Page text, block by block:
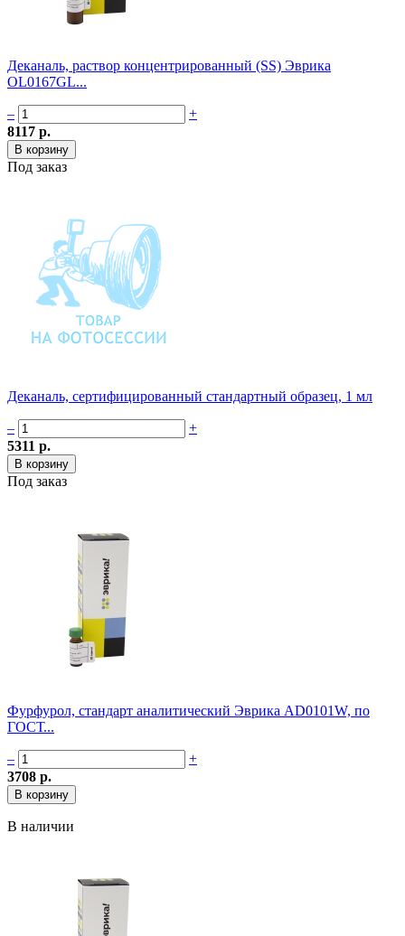
Деканаль, раствор концентрированный (SS) Эврика
OL0167GL...
–
+
8117 р.
Под заказ
Деканаль, сертифицированный стандартный образец, 1 мл
–
+
5311 р.
Под заказ
Фурфурол, стандарт аналитический Эврика AD0101W, по
ГОСТ...
–
+
3708 р.
В наличии